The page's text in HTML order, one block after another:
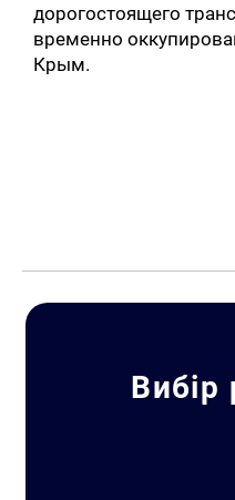
дорогостоящего
временно
Крым.
Вибір